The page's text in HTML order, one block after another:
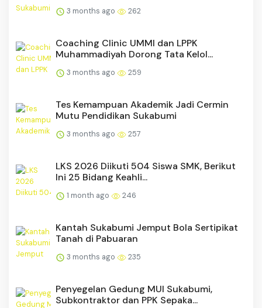
3 months ago 262
Coaching Clinic UMMI dan LPPK
Muhammadiyah Dorong Tata Kelol...
3 months ago 259
Tes Kemampuan Akademik Jadi Cermin
Mutu Pendidikan Sukabumi
3 months ago 257
LKS 2026 Diikuti 504 Siswa SMK, Berikut
Ini 25 Bidang Keahli...
1 month ago 246
Kantah Sukabumi Jemput Bola Sertipikat
Tanah di Pabuaran
3 months ago 235
Penyegelan Gedung MUI Sukabumi,
Subkontraktor dan PPK Sepaka...